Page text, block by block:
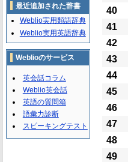
40
41
42
43
44
45
46
47
48
49
最近追加された辞書
Weblio実用類語辞典
Weblio実用英語辞典
Weblioのサービス
英会話コラム
Weblio英会話
英語の質問箱
語彙力診断
スピーキングテスト